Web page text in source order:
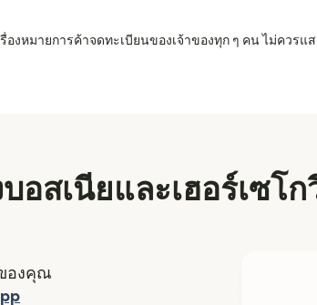
งหมายการค้าจดทะเบียนของเจ้าของทุก ๆ คน ไม่ควรแ
บอสเนียและเฮอร์เซโ
องคุณ